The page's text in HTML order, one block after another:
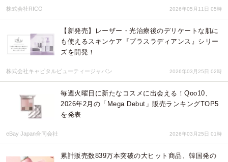
株式会社RICO 2026年05月11日 05時
【新発売】レーザー・光治療後のデリケートな肌に
も使えるスキンケア『プラスラディアンス』シリー
ズを開発！
株式会社キャピタルビューティージャパン 2026年03月25日 02時
毎週火曜日に新たなコスメに出会える！Qoo10、
2026年2月の「Mega Debut」販売ランキングTOP5
を発表
eBay Japan合同会社 2026年03月25日 01時
累計販売数839万本突破の大ヒット商品、韓国発の